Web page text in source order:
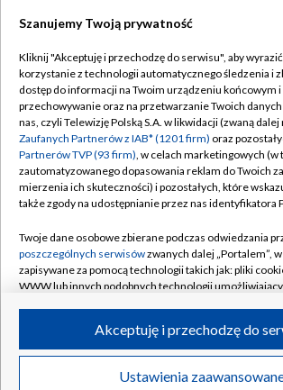
TVP
Abonament TVP
Emisja w TVP
Centrum informacji TVP
Naziemna Telewizja Cyfrowa
Rada Programowa
System NOS
Informacje o nadawcy
Program dla prasy
Regulamin TVP
Polityka prywatności
Moje zgody
Pomoc
Kontakt
Kanały
©2026 Telewizja Polska S.A. w
Szanujemy Twoją prywatność
Kliknij "Akceptuję i przechodzę do serwisu", aby
korzystanie z technologii automatycznego śledzenia i
dostęp do informacji na Twoim urządzeniu końcowym i
przechowywanie oraz na przetwarzanie Twoich
nas, czyli Telewizję Polską S.A. w likwidacji (zwaną dalej
Zaufanych Partnerów z IAB* (1201 firm) oraz
Partnerów TVP (93 firm), w celach marketingowych (w
zautomatyzowanego dopasowania reklam do Twoich
mierzenia ich skuteczności) i pozostałych, które
także zgody na udostępnianie przez nas identyfikatora
Twoje dane osobowe zbierane podczas odwiedzania
poszczególnych serwisówzwanych dalej „Portalem”,
zapisywane za pomocą technologii takich jak: pliki
WWW lub innych podobnych technologii
ruchu w Internecie.
Twoje dane osobowe zbierane podczas odwiedzania
poszczególnych serwisówna Portalu, takie jak adresy
Ustawienia
Akceptuję i przechodzę do